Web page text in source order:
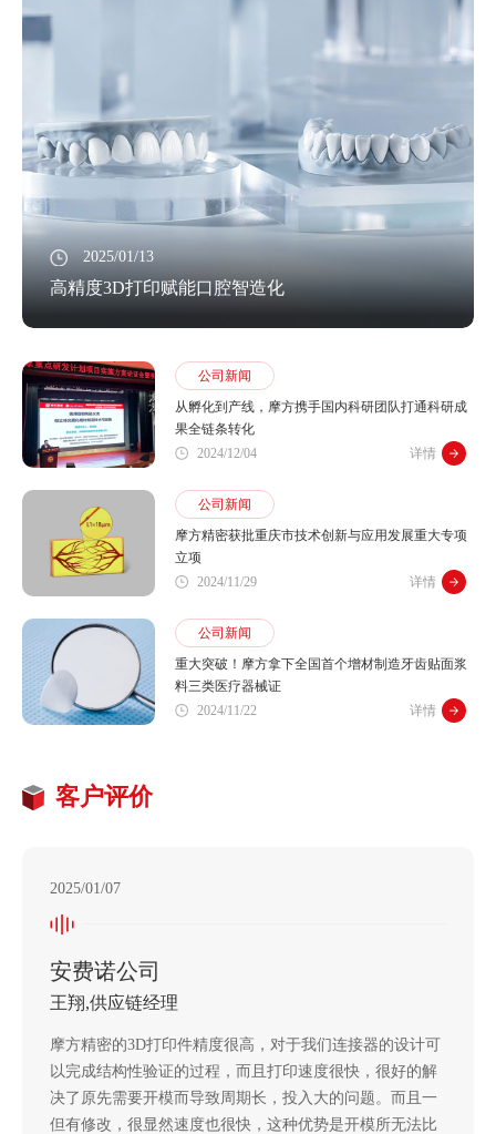
2025/01/13
高精度3D打印赋能口腔智造化
公司新闻
从孵化到产线，摩方携手国内科研团队打通科研成
果全链条转化
2024/12/04
详情
公司新闻
摩方精密获批重庆市技术创新与应用发展重大专项
立项
2024/11/29
详情
公司新闻
重大突破！摩方拿下全国首个增材制造牙齿贴面浆
料三类医疗器械证
2024/11/22
详情
客户评价
2025/01/07
安费诺公司
王翔,供应链经理
摩方精密的3D打印件精度很高，对于我们连接器的设计可
以完成结构性验证的过程，而且打印速度很快，很好的解
决了原先需要开模而导致周期长，投入大的问题。而且一
但有修改，很显然速度也很快，这种优势是开模所无法比